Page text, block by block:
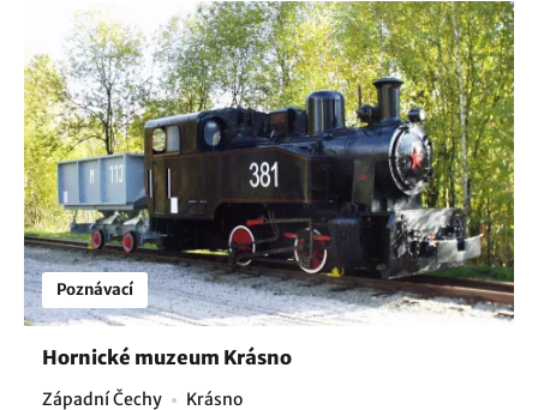
Poznávací
Hornické muzeum Krásno
Západní Čechy Krásno